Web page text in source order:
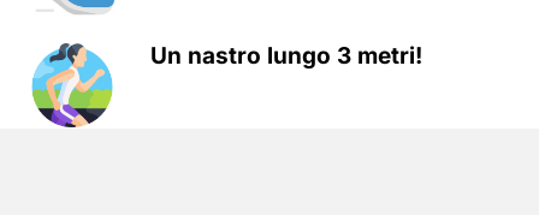
Un nastro lungo 3 metri!